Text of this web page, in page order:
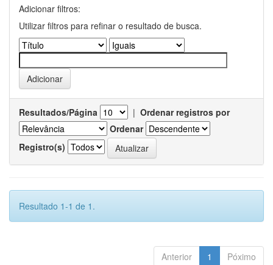
Adicionar filtros:
Utilizar filtros para refinar o resultado de busca.
Resultados/Página | Ordenar registros por
Ordenar
Registro(s)
Resultado 1-1 de 1.
Anterior 1 Póximo